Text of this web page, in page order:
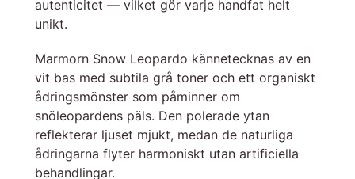
autenticitet — vilket gör varje handfat helt
unikt.
Marmorn Snow Leopardo kännetecknas av en
vit bas med subtila grå toner och ett organiskt
ådringsmönster som påminner om
snöleopardens päls. Den polerade ytan
reflekterar ljuset mjukt, medan de naturliga
ådringarna flyter harmoniskt utan artificiella
behandlingar.